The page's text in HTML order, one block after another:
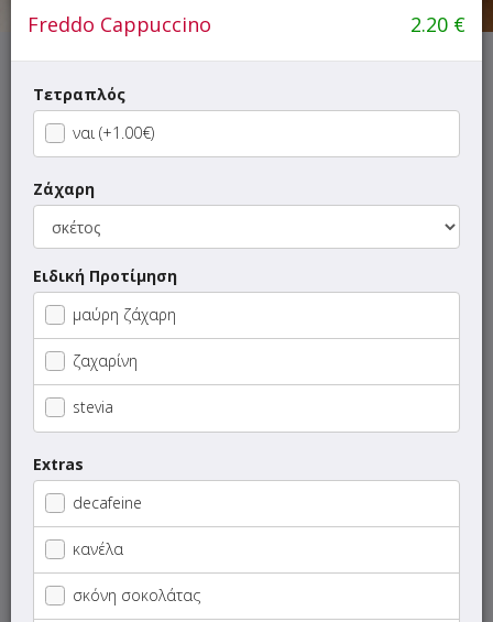
ΜΕΝΟΥ
Γρήγορη
προϊόντος...
SUPER Προσφορές
Καφέδες
Ροφήματα
Ζεστά Τσάι
Σφολιάτες
Ζεστά Sandwiches
Κρύα Sandwiches
Freddo Cappuccino 2.20 €
Τετραπλός
ναι (+1.00€)
Ζάχαρη
Ειδική Προτίμηση
μαύρη ζάχαρη
ζαχαρίνη
stevia
Extras
decafeine
κανέλα
σκόνη σοκολάτας